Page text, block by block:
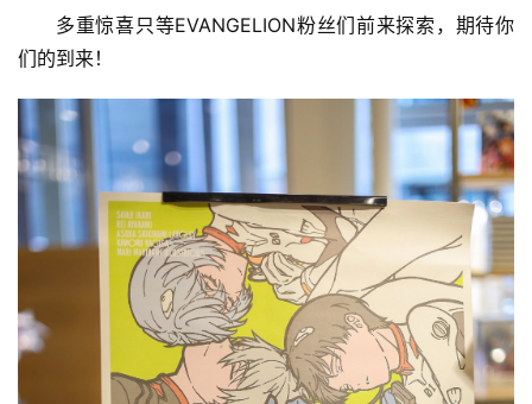
多重惊喜只等EVANGELION粉丝们前来探索，期待你
们的到来！